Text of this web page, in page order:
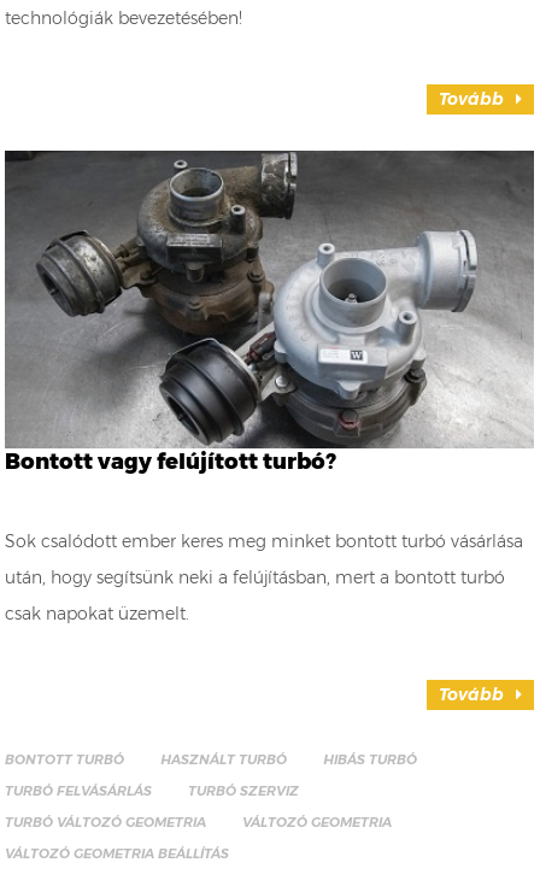
technológiák bevezetésében!
Tovább
Bontott vagy felújított turbó?
Sok csalódott ember keres meg minket bontott turbó vásárlása
után, hogy segítsünk neki a felújításban, mert a bontott turbó
csak napokat üzemelt.
Tovább
BONTOTT TURBÓ HASZNÁLT TURBÓ
HIBÁS TURBÓ
TURBÓ FELVÁSÁRLÁS
TURBÓ SZERVIZ
TURBÓ VÁLTOZÓ GEOMETRIA
VÁLTOZÓ GEOMETRIA
VÁLTOZÓ GEOMETRIA BEÁLLÍTÁS